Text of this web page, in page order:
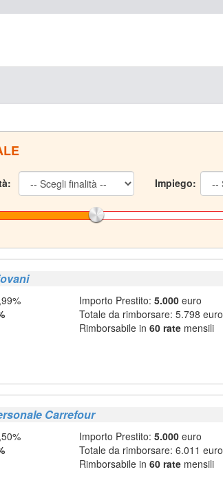
Impiego:
Importo Prestito: 5.000euro
Totale da rimborsare: 5.798 euro
Rimborsabile in 60 ratemensili
Carrefour
Importo Prestito: 5.000euro
Totale da rimborsare: 6.011 euro
Rimborsabile in 60 ratemensili